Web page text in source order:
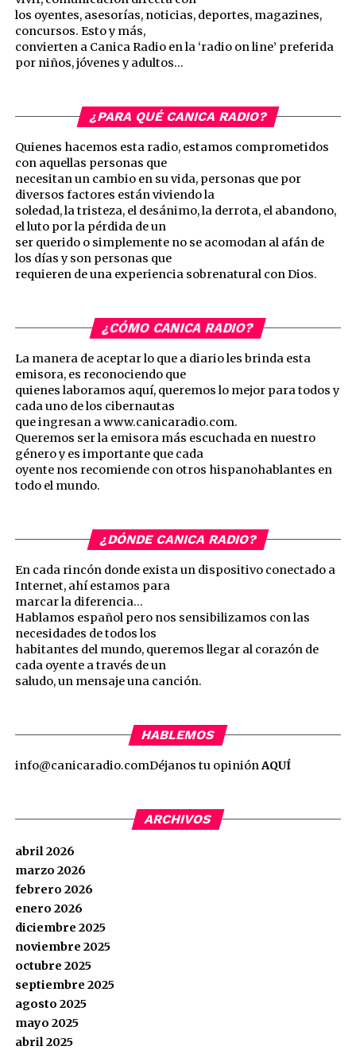
los oyentes, asesorías, noticias, deportes, magazines,
concursos. Esto y más,
convierten a Canica Radio en la ‘radio on line’ preferida
por niños, jóvenes y adultos…
¿PARA QUÉ CANICA RADIO?
Quienes hacemos esta radio, estamos comprometidos
con aquellas personas que
necesitan un cambio en su vida, personas que por
diversos factores están viviendo la
soledad, la tristeza, el desánimo, la derrota, el abandono,
el luto por la pérdida de un
ser querido o simplemente no se acomodan al afán de
los días y son personas que
requieren de una experiencia sobrenatural con Dios.
¿CÓMO CANICA RADIO?
La manera de aceptar lo que a diario les brinda esta
emisora, es reconociendo que
quienes laboramos aquí, queremos lo mejor para todos y
cada uno de los cibernautas
que ingresan a www.canicaradio.com.
Queremos ser la emisora más escuchada en nuestro
género y es importante que cada
oyente nos recomiende con otros hispanohablantes en
todo el mundo.
¿DÓNDE CANICA RADIO?
En cada rincón donde exista un dispositivo conectado a
Internet, ahí estamos para
marcar la diferencia…
Hablamos español pero nos sensibilizamos con las
necesidades de todos los
habitantes del mundo, queremos llegar al corazón de
cada oyente a través de un
saludo, un mensaje una canción.
HABLEMOS
info@canicaradio.comDéjanos tu opiniónAQUÍ
ARCHIVOS
abril 2026
marzo 2026
febrero 2026
enero 2026
diciembre 2025
noviembre 2025
octubre 2025
septiembre 2025
agosto 2025
mayo 2025
abril 2025